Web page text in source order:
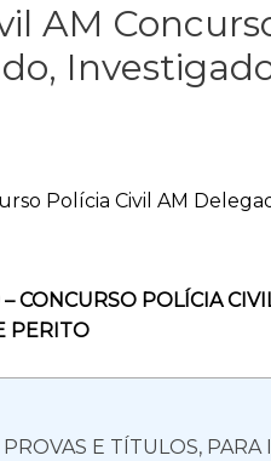
AM
CONCURSO POLÍCIA
PERITO
E TÍTULOS, PARA